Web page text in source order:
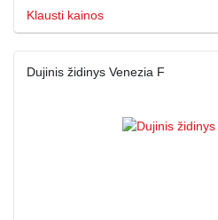
Klausti kainos
Dujinis židinys Venezia F